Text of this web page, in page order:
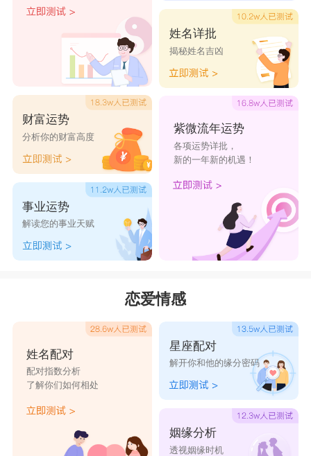
财富运势
分析你的财富高度
事业运势
解读您的事业天赋
姓名详批
揭秘姓名吉凶
紫微流年运势
各项运势详批，
新的一年新的机遇！
恋爱情感
姓名配对
配对指数分析
了解你们如何相处
星座配对
解开你和他的缘分密码
姻缘分析
透视姻缘时机